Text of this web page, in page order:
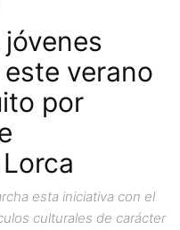
verano
por
esta iniciativa con el
culturales de carácter